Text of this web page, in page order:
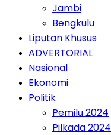
Jambi
Bengkulu
Liputan Khusus
ADVERTORIAL
Nasional
Ekonomi
Politik
Pemilu 2024
Pilkada 2024